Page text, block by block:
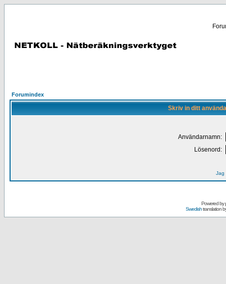
Forumindex
Skriv in ditt
Användarnamn:
Lösenord:
Jag
Powered by
Swedishtranslation